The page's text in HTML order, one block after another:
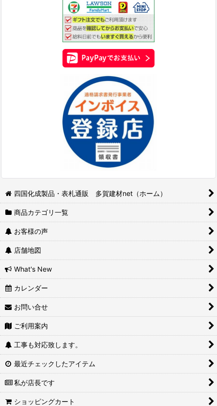
四国化成製品・表札通販 多賀建材net（ホーム）
商品カテゴリ一覧
お客様の声
店舗地図
What's New
カレンダー
お問い合せ
ご利用案内
工事も対応致します。
最近チェックしたアイテム
私が店長です
ショッピングカート